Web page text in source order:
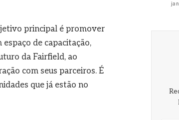
principal é promover
de capacitação,
da Fairfield, ao
com seus parceiros. É
que já estão no